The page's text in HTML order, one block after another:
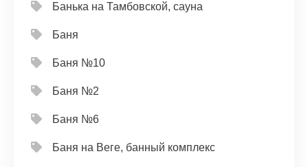
Банька на Тамбовской, сауна
Баня
Баня №10
Баня №2
Баня №6
Баня на Веге, банный комплекс